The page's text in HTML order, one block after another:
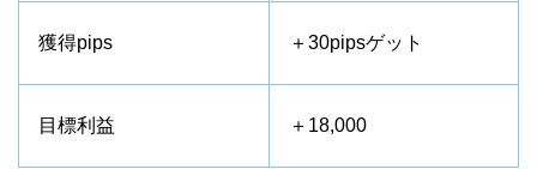
獲得pips ＋30pipsゲット
目標利益 ＋18,000